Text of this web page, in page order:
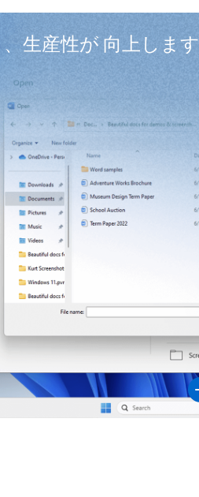
生産性が 向上します